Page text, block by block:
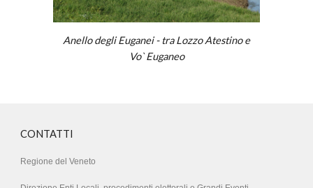
Anello degli Euganei - tra Lozzo Atestino e
Vo` Euganeo
CONTATTI
Regione del Veneto